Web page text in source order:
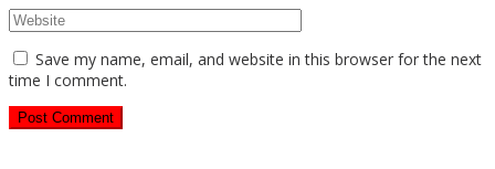
Save my name, email, and website in this browser for the next
time I comment.